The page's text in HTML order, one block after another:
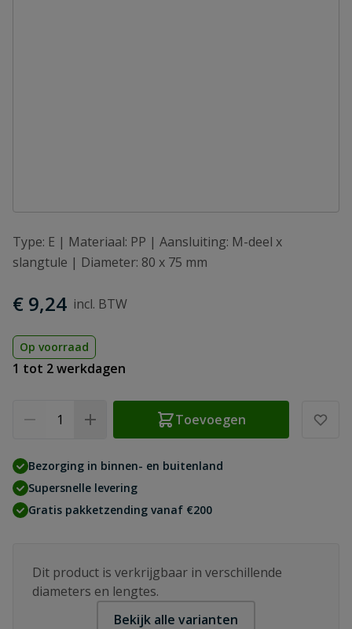
Type: E | Materiaal: PP | Aansluiting: M-deel x
slangtule | Diameter: 80 x 75 mm
€ 9,24
Op voorraad
1 tot 2 werkdagen
Toevoegen
Bezorging in binnen- en buitenland
Supersnelle levering
Gratis pakketzending vanaf €200
Dit product is verkrijgbaar in verschillende
diameters en lengtes.
Bekijk alle varianten